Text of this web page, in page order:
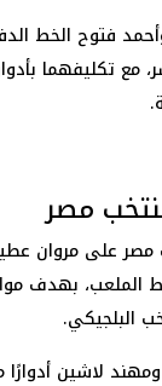
فتوح الخط
مع تكليفهما
مصر
مصرعلى مروان
بهدف
البلجيكي.
لاشين أدوارًا